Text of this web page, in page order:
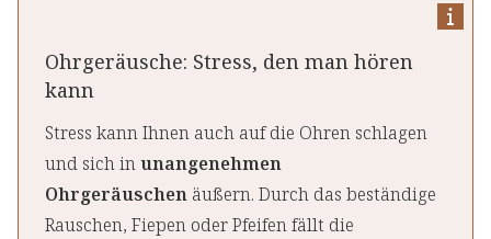
Ohrgeräusche: Stress, den man hören
kann
Stress kann Ihnen auch auf die Ohren schlagen
und sich inunangenehmen
Ohrgeräuschen äußern. Durch das beständige
Rauschen, Fiepen oder Pfeifen fällt die